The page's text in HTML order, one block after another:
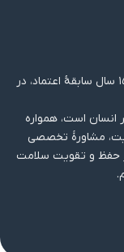
با بیش از ۱۵ سال سابقهٔ اعتماد، در
انسان است، همواره
مشاورهٔ تخصصی
حفظ و تقویت سلامت